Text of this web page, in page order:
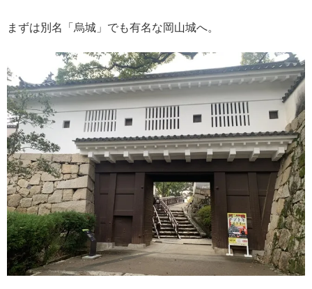
まずは別名「烏城」でも有名な岡山城へ。